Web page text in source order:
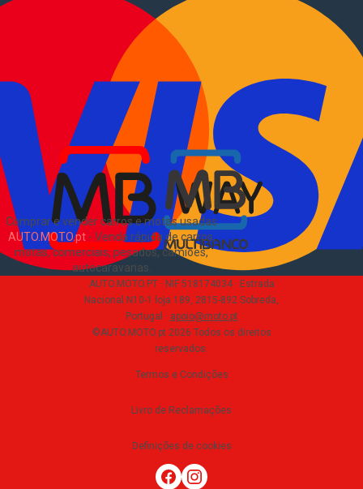
Comprar e vender carros e motas usadas
AUTO.MOTO.pt- Venda rápida de carros,
motas, comerciais, pesados, camiões,
autocaravanas
Vender comerciais
Informações
Como comprar e vender
Pacotes de anúncios
Verificar VIN e matrícula
Sitemap
EN
Sobre Nós
AUTO.MOTO.PT · NIF 518174034 · Estrada
Nacional N10-1 loja 189, 2815-892 Sobreda,
Portugal · apoio@moto.pt
©AUTO.MOTO.pt 2026 Todos os direitos
reservados.
Termos e Condições
Livro de Reclamações
Definições de cookies